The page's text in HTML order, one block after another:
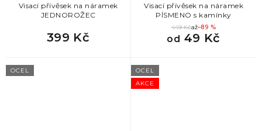
Visací přívěsek na náramek
JEDNOROŽEC
399 Kč
Visací přívěsek na náramek
PÍSMENO s kamínky
449 Kčaž–89 %
od 49 Kč
OCEL
AKCE
OCEL